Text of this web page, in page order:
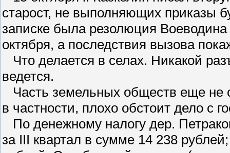
старост, не выполняющих приказы
записке была резолюция
октября, а последствия вызова
Что делается в селах. Никакой
ведется.
Часть земельных обществ еще не
в частности, плохо обстоит дело с
По денежному налогу дер.
за III квартал в сумме 14 238